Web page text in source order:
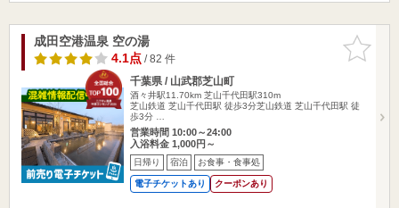
お気に入
りに追加
成田空港温泉 空の湯
4.1点/ 82 件
千葉県 / 山武郡芝山町
酒々井駅11.70km 芝山千代田駅310m
芝山鉄道 芝山千代田駅 徒歩3分芝山鉄道 芝山千代田駅 徒
歩3分 …
営業時間 10:00～24:00
入浴料金 1,000円～
日帰り 宿泊 お食事・食事処
電子チケットあり クーポンあり